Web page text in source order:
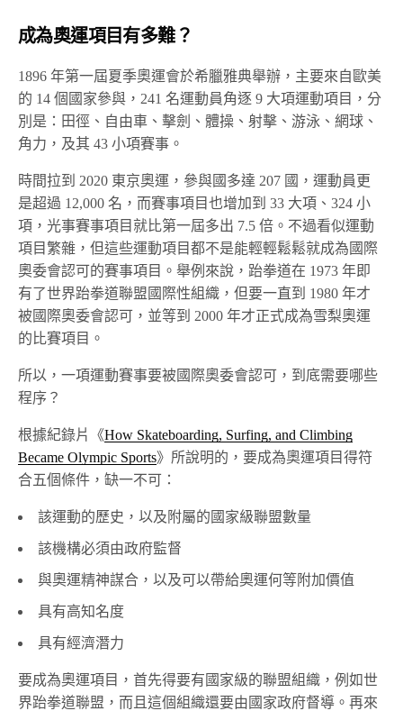
成為奧運項目有多難？
1896 年第一屆夏季奧運會於希臘雅典舉辦，主要來自歐美
的 14 個國家參與，241 名運動員角逐 9 大項運動項目，分
別是：田徑、自由車、擊劍、體操、射擊、游泳、網球、
角力，及其 43 小項賽事。
時間拉到 2020 東京奧運，參與國多達 207 國，運動員更
是超過 12,000 名，而賽事項目也增加到 33 大項、324 小
項，光事賽事項目就比第一屆多出 7.5 倍。不過看似運動
項目繁雜，但這些運動項目都不是能輕輕鬆鬆就成為國際
奧委會認可的賽事項目。舉例來說，跆拳道在 1973 年即
有了世界跆拳道聯盟國際性組織，但要一直到 1980 年才
被國際奧委會認可，並等到 2000 年才正式成為雪梨奧運
的比賽項目。
所以，一項運動賽事要被國際奧委會認可，到底需要哪些
程序？
根據紀錄片《How Skateboarding, Surfing, and Climbing
Became Olympic Sports》所說明的，要成為奧運項目得符
合五個條件，缺一不可：
該運動的歷史，以及附屬的國家級聯盟數量
該機構必須由政府監督
與奧運精神謀合，以及可以帶給奧運何等附加價值
具有高知名度
具有經濟潛力
要成為奧運項目，首先得要有國家級的聯盟組織，例如世
界跆拳道聯盟，而且這個組織還要由國家政府督導。再來